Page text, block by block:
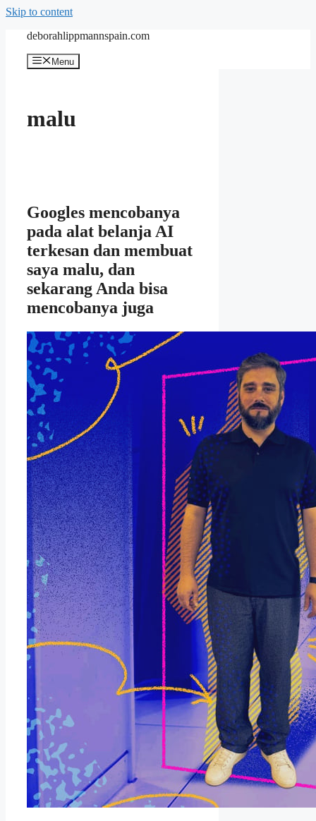
Skip to content
deborahlippmannspain.com
Menu
malu
Googles mencobanya
pada alat belanja AI
terkesan dan membuat
saya malu, dan
sekarang Anda bisa
mencobanya juga